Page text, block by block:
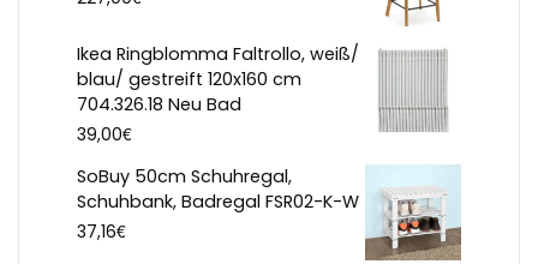
Ikea Ringblomma Faltrollo, weiß/
blau/ gestreift 120x160 cm
704.326.18 Neu Bad
39,00€
SoBuy 50cm Schuhregal,
Schuhbank, Badregal FSR02-K-W
37,16€